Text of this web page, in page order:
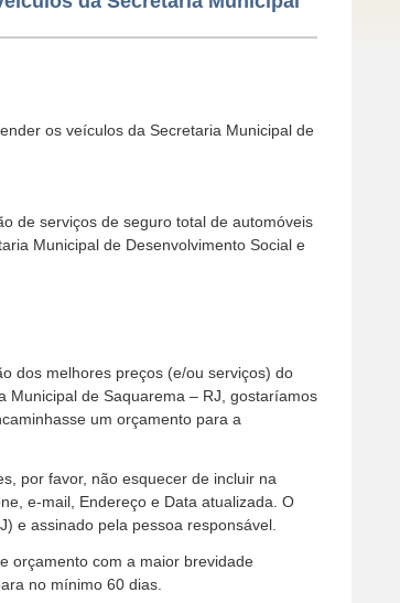
os veículos da Secretaria Municipal de
de serviços de seguro total de automóveis
Municipal de Desenvolvimento Social e
dos melhores preços (e/ou serviços) do
Municipal de Saquarema – RJ, gostaríamos
um orçamento para a
por favor, não esquecer de incluir na
e-mail, Endereço e Data atualizada. O
e assinado pela pessoa responsável.
orçamento com a maior brevidade
no mínimo 60 dias.